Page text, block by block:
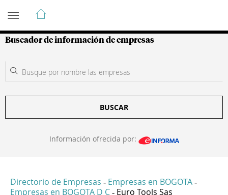
Guía de Empresas Colombianas
Buscador de información de empresas
BUSCAR
Información ofrecida por:
Directorio de Empresas - Empresas en BOGOTA -
Empresas en BOGOTA D C - Euro Tools Sas